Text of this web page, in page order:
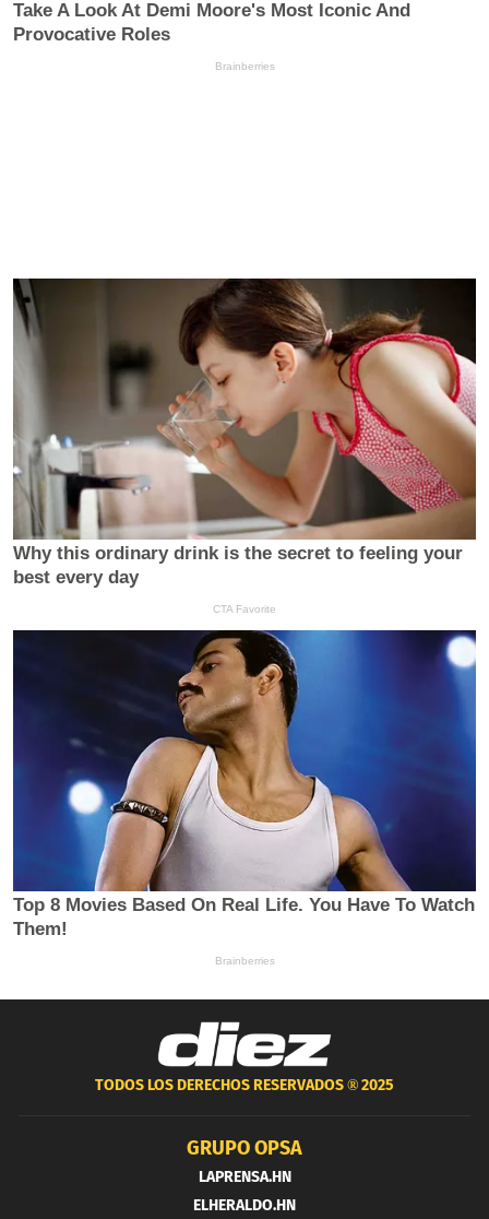
TODOS LOS DERECHOS RESERVADOS ®2025
GRUPO OPSA
LAPRENSA.HN
ELHERALDO.HN